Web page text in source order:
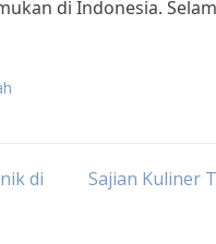
di Indonesia.
di
Sajian Kuliner